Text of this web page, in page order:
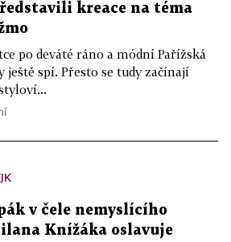
kreace na téma
po deváté ráno a módní Pařížská
ještě spí. Přesto se tudy začínají
v čele nemyslícího
Knížáka oslavuje